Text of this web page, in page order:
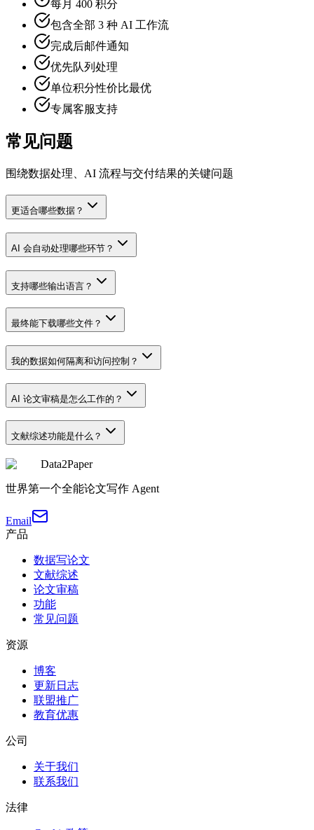
每月 400 积分
包含全部 3 种 AI 工作流
完成后邮件通知
优先队列处理
单位积分性价比最优
专属客服支持
常见问题
围绕数据处理、AI 流程与交付结果的关键问题
更适合哪些数据？
AI 会自动处理哪些环节？
支持哪些输出语言？
最终能下载哪些文件？
我的数据如何隔离和访问控制？
AI 论文审稿是怎么工作的？
文献综述功能是什么？
Data2Paper
世界第一个全能论文写作 Agent
Email
产品
数据写论文
文献综述
论文审稿
功能
常见问题
资源
博客
更新日志
联盟推广
教育优惠
公司
关于我们
联系我们
法律